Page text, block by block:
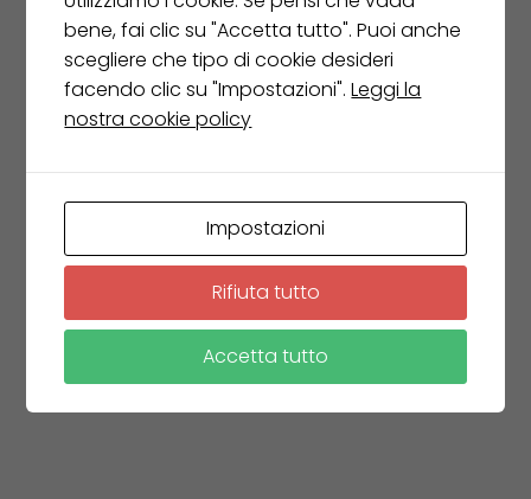
hello@architecture.com
bene, fai clic su "Accetta tutto". Puoi anche
scegliere che tipo di cookie desideri
facendo clic su "Impostazioni".Leggi la
nostra cookie policy
Impostazioni
Rifiuta tutto
Accetta tutto